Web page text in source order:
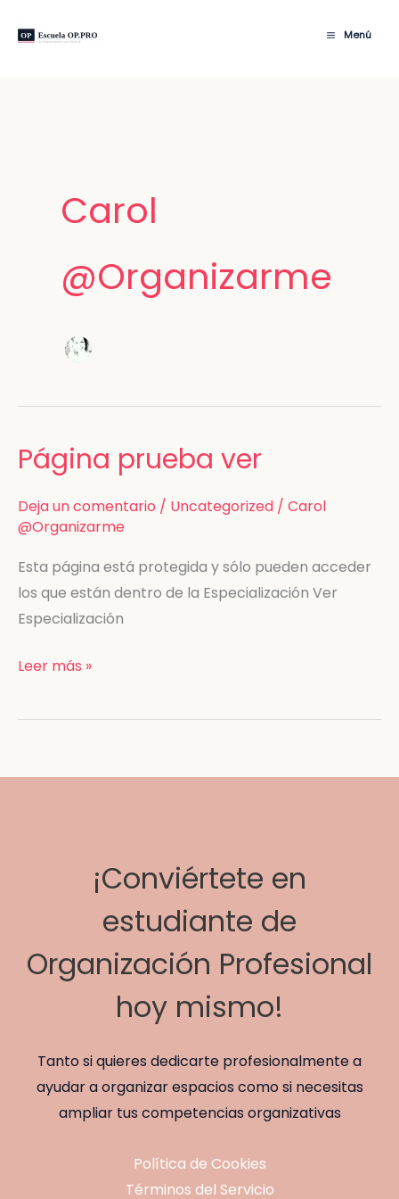
Menú
Carol
@Organizarme
Página prueba ver
Deja un comentario / Uncategorized / Carol
@Organizarme
Esta página está protegida y sólo pueden acceder
los que están dentro de la Especialización Ver
Especialización
Página
prueba
ver
Leer más »
¡Conviértete en
estudiante de
Organización Profesional
hoy mismo!
Tanto si quieres dedicarte profesionalmente a
ayudar a organizar espacios como si necesitas
ampliar tus competencias organizativas
Política de Cookies
Términos del Servicio